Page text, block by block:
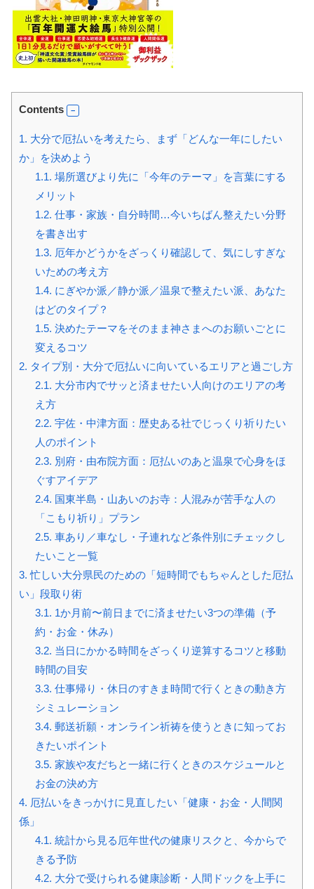
Contents
1. 大分で厄払いを考えたら、まず「どんな一年にしたい
か」を決めよう
1.1. 場所選びより先に「今年のテーマ」を言葉にする
メリット
1.2. 仕事・家族・自分時間…今いちばん整えたい分野
を書き出す
1.3. 厄年かどうかをざっくり確認して、気にしすぎな
いための考え方
1.4. にぎやか派／静か派／温泉で整えたい派、あなた
はどのタイプ？
1.5. 決めたテーマをそのまま神さまへのお願いごとに
変えるコツ
2. タイプ別・大分で厄払いに向いているエリアと過ごし方
2.1. 大分市内でサッと済ませたい人向けのエリアの考
え方
2.2. 宇佐・中津方面：歴史ある社でじっくり祈りたい
人のポイント
2.3. 別府・由布院方面：厄払いのあと温泉で心身をほ
ぐすアイデア
2.4. 国東半島・山あいのお寺：人混みが苦手な人の
「こもり祈り」プラン
2.5. 車あり／車なし・子連れなど条件別にチェックし
たいこと一覧
3. 忙しい大分県民のための「短時間でもちゃんとした厄払
い」段取り術
3.1. 1か月前〜前日までに済ませたい3つの準備（予
約・お金・休み）
3.2. 当日にかかる時間をざっくり逆算するコツと移動
時間の目安
3.3. 仕事帰り・休日のすきま時間で行くときの動き方
シミュレーション
3.4. 郵送祈願・オンライン祈祷を使うときに知ってお
きたいポイント
3.5. 家族や友だちと一緒に行くときのスケジュールと
お金の決め方
4. 厄払いをきっかけに見直したい「健康・お金・人間関
係」
4.1. 統計から見る厄年世代の健康リスクと、今からで
きる予防
4.2. 大分で受けられる健康診断・人間ドックを上手に